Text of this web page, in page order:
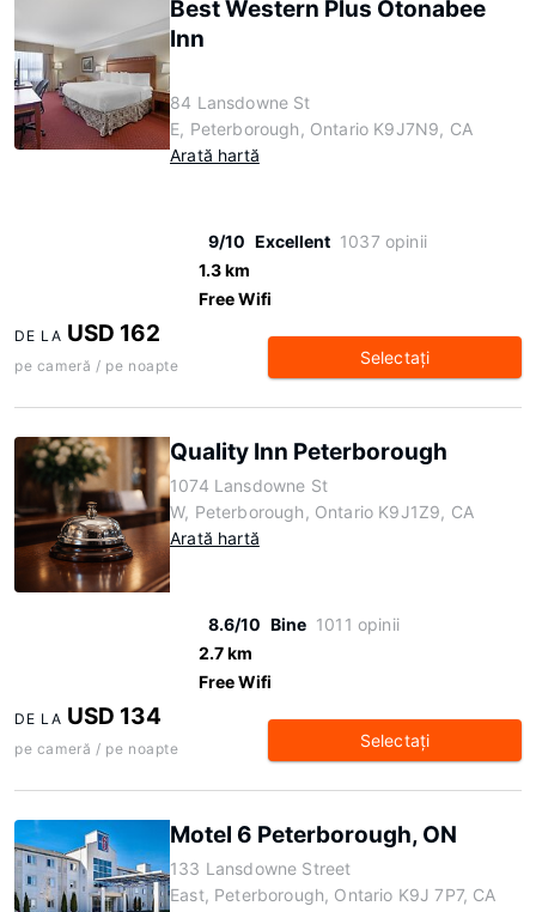
Best Western Plus Otonabee
Inn
84 Lansdowne St
E, Peterborough, Ontario K9J7N9, CA
Arată hartă
9/10 Excellent 1037 opinii
1.3 km
Free Wifi
DE LA USD 162
pe cameră / pe noapte Selectaţi
Quality Inn Peterborough
1074 Lansdowne St
W, Peterborough, Ontario K9J1Z9, CA
Arată hartă
8.6/10 Bine 1011 opinii
2.7 km
Free Wifi
DE LA USD 134
pe cameră / pe noapte Selectaţi
Motel 6 Peterborough, ON
133 Lansdowne Street
East, Peterborough, Ontario K9J 7P7, CA